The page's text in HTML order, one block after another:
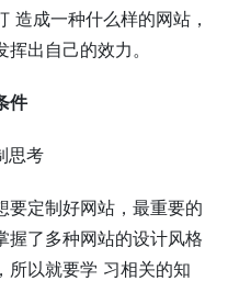
造成一种什么样的网站，
出自己的效力。
件
要定制好网站，最重要的
握了多种网站的设计风格
所以就要学 习相关的知